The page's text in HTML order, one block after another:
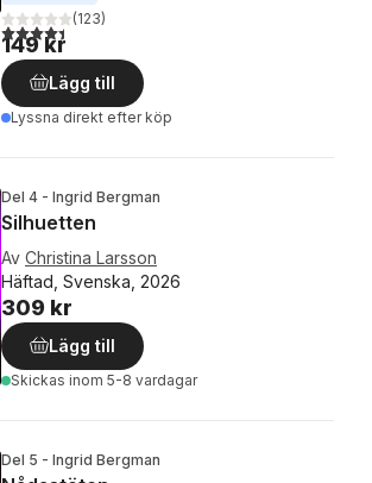
4,4utav 5 stjärnor. Totalt antal röster:
(123)
149 kr
Lägg till
Lyssna direkt efter köp
Del 4 - Ingrid Bergman
Silhuetten
Av Christina Larsson
Häftad, Svenska, 2026
309 kr
Lägg till
Skickas inom 5-8 vardagar
Del 5 - Ingrid Bergman